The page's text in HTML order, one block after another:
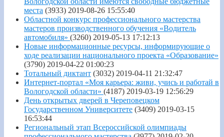
места (3933) 2019-08-26 15:55:40
Областной конкурс профессионального мастерства
мастеров производственного обучения «Водитель
автомобиля» (3260) 2019-05-13 17:12:13
Новые информационные ресурсы, информирующие о
ходе реализации национального проекта «Образование»
(3790) 2019-04-22 01:00:23
Тотальный диктант (3032) 2019-04-11 21:32:47
Интернет-портал «Моя карьера: живи, учись и работай в
Вологодской области» (4187) 2019-03-19 12:56:29
День открытых дверей в Череповецком
Государственном Университете (3409) 2019-03-15
16:53:44
Региональный этап Всероссийской олимпиады